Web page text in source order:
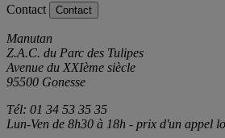
Contact Contact
Manutan
Z.A.C. du Parc des Tulipes
Avenue du XXIème siècle
95500 Gonesse
Tél: 01 34 53 35 35
Lun-Ven de 8h30 à 18h - prix d'un appel